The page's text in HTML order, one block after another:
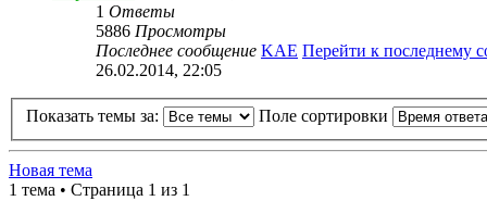
1 Ответы
5886 Просмотры
Последнее сообщение KAE Перейти к последнему
26.02.2014, 22:05
Показать темы за: Поле сортировки
Новая тема
1 тема • Страница 1 из 1